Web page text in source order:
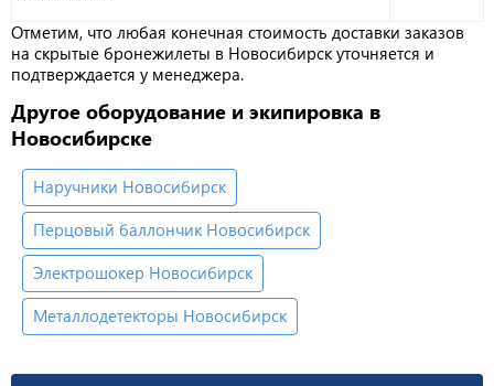
Отметим, что любая конечная стоимость доставки заказов
на скрытые бронежилеты в Новосибирск уточняется и
подтверждается у менеджера.
Другое оборудование и экипировка в
Новосибирске
Наручники Новосибирск
Перцовый баллончик Новосибирск
Электрошокер Новосибирск
Металлодетекторы Новосибирск